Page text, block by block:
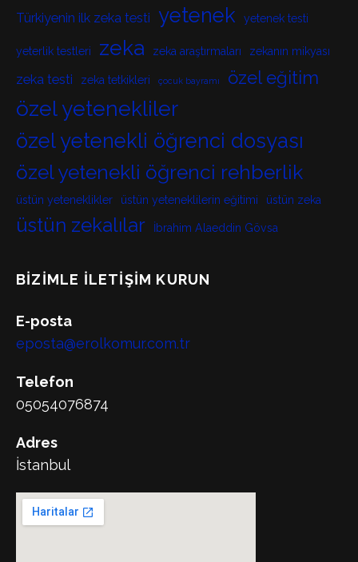
Türkiyenin ilk zeka testi yetenek yetenek testi
yeterlik testleri zeka zeka araştırmaları zekanın mikyası
zeka testi zeka tetkikleri çocuk bayramı özel eğitim
özel yetenekliler
özel yetenekli öğrenci dosyası
özel yetenekli öğrenci rehberlik
üstün yeteneklikler üstün yeteneklilerin eğitimi üstün zeka
üstün zekalılar İbrahim Alaeddin Gövsa
BIZIMLE İLETIŞIM KURUN
E-posta
eposta@erolkomur.com.tr
Telefon
05054076874
Adres
İstanbul